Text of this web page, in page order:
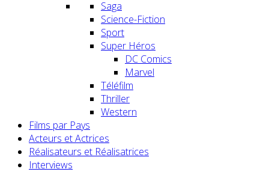
Saga
Science-Fiction
Sport
Super Héros
DC Comics
Marvel
Téléfilm
Thriller
Western
Films par Pays
Acteurs et Actrices
Réalisateurs et Réalisatrices
Interviews